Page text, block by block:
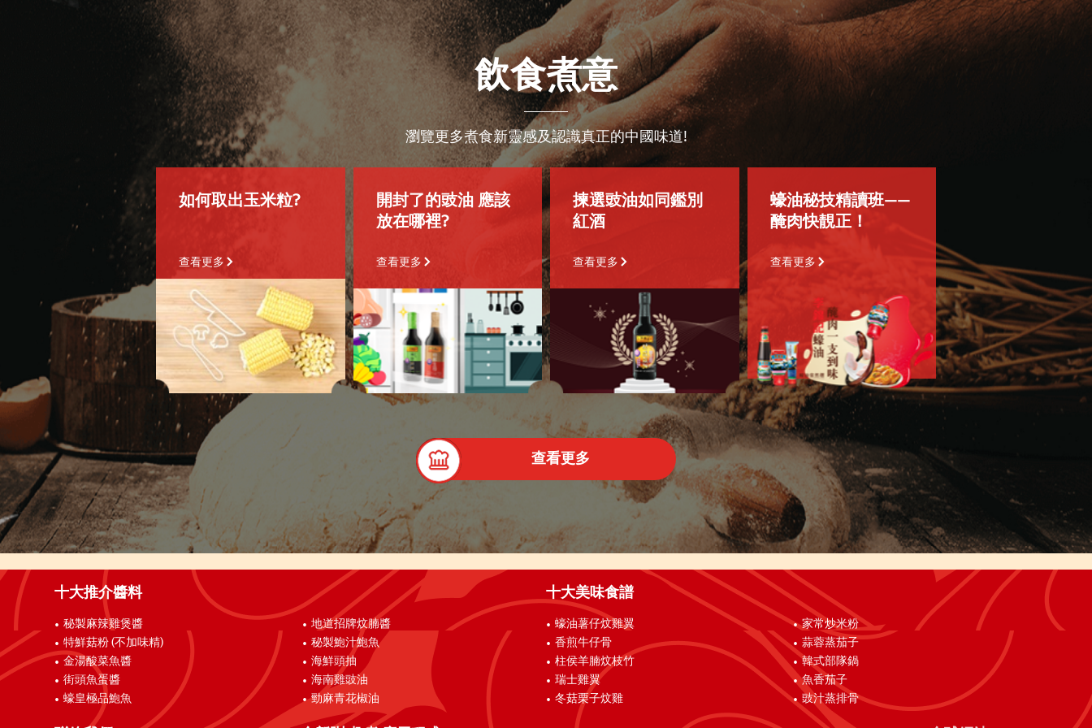
飲食煮意
瀏覽更多煮食新靈感及認識真正的中國味道!
如何取出玉米粒?
查看更多
開封了的豉油 應該
放在哪裡?
查看更多
揀選豉油如同鑑別
紅酒
查看更多
蠔油秘技精讀班——
醃肉快靚正！
查看更多
查看更多
十大推介醬料
秘製麻辣雞煲醬
特鮮菇粉 (不加味精)
金湯酸菜魚醬
街頭魚蛋醬
蠔皇極品鮑魚
地道招牌炆腩醬
秘製鮑汁鮑魚
海鮮頭抽
海南雞豉油
勁麻青花椒油
十大美味食譜
蠔油薯仔炆雞翼
香煎牛仔骨
柱侯羊腩炆枝竹
瑞士雞翼
冬菇栗子炆雞
家常炒米粉
蒜蓉蒸茄子
韓式部隊鍋
魚香茄子
豉汁蒸排骨